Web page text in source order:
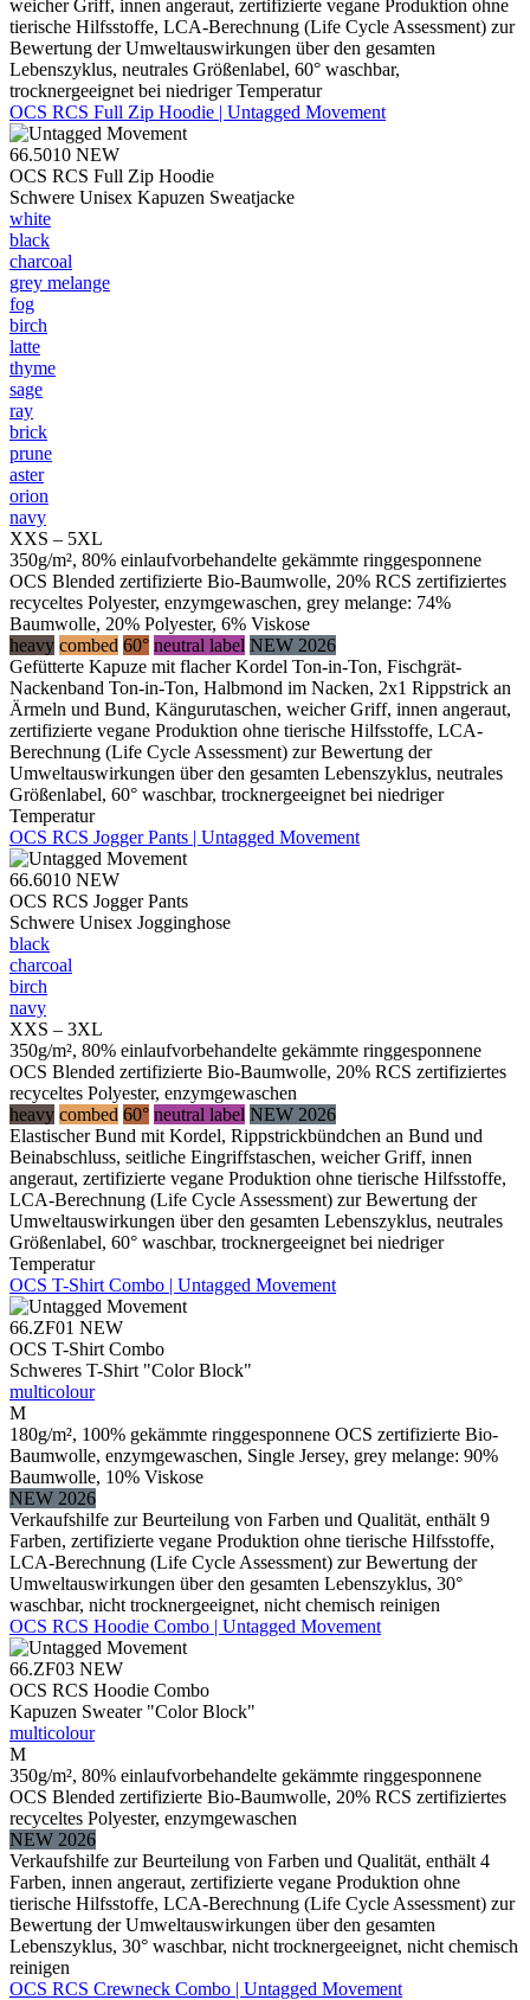
weicher Griff, innen angeraut, zertifizierte vegane Produktion ohne
tierische Hilfsstoffe, LCA-Berechnung (Life Cycle Assessment) zur
Bewertung der Umweltauswirkungen über den gesamten
Lebenszyklus, neutrales Größenlabel, 60° waschbar,
trocknergeeignet bei niedriger Temperatur
OCS RCS Full Zip Hoodie | Untagged Movement
66.5010 NEW
OCS RCS Full Zip Hoodie
Schwere Unisex Kapuzen Sweatjacke
white
black
charcoal
grey melange
fog
birch
latte
thyme
sage
ray
brick
prune
aster
orion
navy
XXS – 5XL
350g/m², 80% einlaufvorbehandelte gekämmte ringgesponnene
OCS Blended zertifizierte Bio-Baumwolle, 20% RCS zertifiziertes
recyceltes Polyester, enzymgewaschen, grey melange: 74%
Baumwolle, 20% Polyester, 6% Viskose
heavy combed 60° neutral label NEW 2026
Gefütterte Kapuze mit flacher Kordel Ton-in-Ton, Fischgrät-
Nackenband Ton-in-Ton, Halbmond im Nacken, 2x1 Rippstrick an
Ärmeln und Bund, Kängurutaschen, weicher Griff, innen angeraut,
zertifizierte vegane Produktion ohne tierische Hilfsstoffe, LCA-
Berechnung (Life Cycle Assessment) zur Bewertung der
Umweltauswirkungen über den gesamten Lebenszyklus, neutrales
Größenlabel, 60° waschbar, trocknergeeignet bei niedriger
Temperatur
OCS RCS Jogger Pants | Untagged Movement
66.6010 NEW
OCS RCS Jogger Pants
Schwere Unisex Jogginghose
black
charcoal
birch
navy
XXS – 3XL
350g/m², 80% einlaufvorbehandelte gekämmte ringgesponnene
OCS Blended zertifizierte Bio-Baumwolle, 20% RCS zertifiziertes
recyceltes Polyester, enzymgewaschen
heavy combed 60° neutral label NEW 2026
Elastischer Bund mit Kordel, Rippstrickbündchen an Bund und
Beinabschluss, seitliche Eingriffstaschen, weicher Griff, innen
angeraut, zertifizierte vegane Produktion ohne tierische Hilfsstoffe,
LCA-Berechnung (Life Cycle Assessment) zur Bewertung der
Umweltauswirkungen über den gesamten Lebenszyklus, neutrales
Größenlabel, 60° waschbar, trocknergeeignet bei niedriger
Temperatur
OCS T-Shirt Combo | Untagged Movement
66.ZF01 NEW
OCS T-Shirt Combo
Schweres T-Shirt "Color Block"
multicolour
M
180g/m², 100% gekämmte ringgesponnene OCS zertifizierte Bio-
Baumwolle, enzymgewaschen, Single Jersey, grey melange: 90%
Baumwolle, 10% Viskose
NEW 2026
Verkaufshilfe zur Beurteilung von Farben und Qualität, enthält 9
Farben, zertifizierte vegane Produktion ohne tierische Hilfsstoffe,
LCA-Berechnung (Life Cycle Assessment) zur Bewertung der
Umweltauswirkungen über den gesamten Lebenszyklus, 30°
waschbar, nicht trocknergeeignet, nicht chemisch reinigen
OCS RCS Hoodie Combo | Untagged Movement
66.ZF03 NEW
OCS RCS Hoodie Combo
Kapuzen Sweater "Color Block"
multicolour
M
350g/m², 80% einlaufvorbehandelte gekämmte ringgesponnene
OCS Blended zertifizierte Bio-Baumwolle, 20% RCS zertifiziertes
recyceltes Polyester, enzymgewaschen
NEW 2026
Verkaufshilfe zur Beurteilung von Farben und Qualität, enthält 4
Farben, innen angeraut, zertifizierte vegane Produktion ohne
tierische Hilfsstoffe, LCA-Berechnung (Life Cycle Assessment) zur
Bewertung der Umweltauswirkungen über den gesamten
Lebenszyklus, 30° waschbar, nicht trocknergeeignet, nicht chemisch
reinigen
OCS RCS Crewneck Combo | Untagged Movement